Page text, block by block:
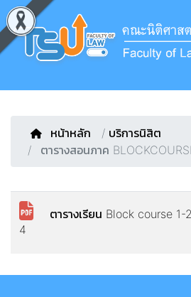
หน้าหลัก / บริการนิสิต
ตารางสอนภาค
ตารางเรียน Block course
4